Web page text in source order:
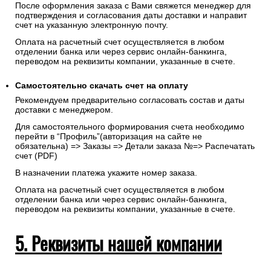
После оформления заказа с Вами свяжется менеджер для
подтверждения и согласования даты доставки и направит
счет на указанную электронную почту.
Оплата на расчетный счет осуществляется в любом
отделении банка или через сервис онлайн-банкинга,
переводом на реквизиты компании, указанные в счете.
Самостоятельно скачать счет на оплату
Рекомендуем предварительно согласовать состав и даты
доставки с менеджером.
Для самостоятельного формирования счета необходимо
перейти в “Профиль”(авторизация на сайте не
обязательна) => Заказы => Детали заказа №=> Распечатать
счет (PDF)
В назначении платежа укажите номер заказа.
Оплата на расчетный счет осуществляется в любом
отделении банка или через сервис онлайн-банкинга,
переводом на реквизиты компании, указанные в счете.
5. Реквизиты нашей компании